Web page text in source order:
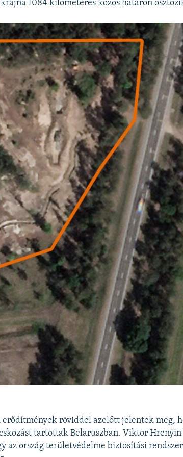
1084 kilométeres közös határon
röviddel azelőtt jelentek meg,
tartottak Belaruszban. Viktor
az ország területvédelme biztosítási